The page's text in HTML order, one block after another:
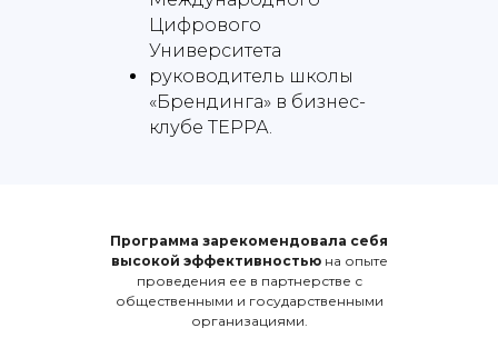
Цифрового
Университета
руководитель школы
«Брендинга» в бизнес-
клубе ТЕРРА.
Программа зарекомендовала себя
высокой эффективностьюна опыте
проведения ее в партнерстве с
общественными и государственными
организациями.